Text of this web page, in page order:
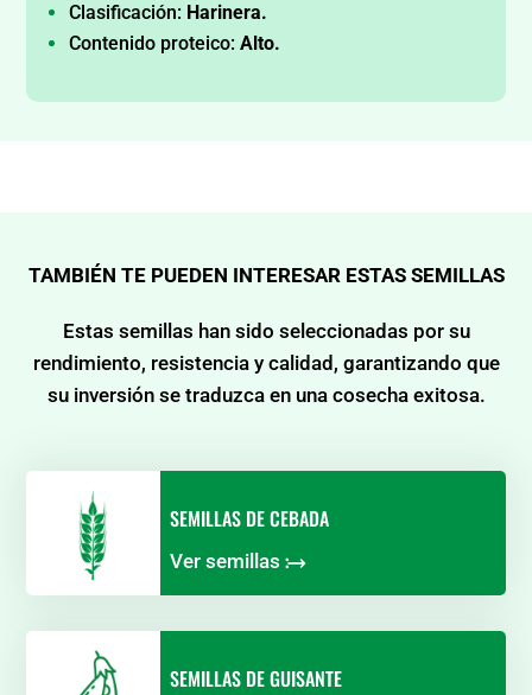
Clasificación: Harinera.
Contenido proteico:Alto.
TAMBIÉN TE PUEDEN INTERESAR ESTAS SEMILLAS
Estas semillas han sido seleccionadas por su
rendimiento, resistencia y calidad, garantizando que
su inversión se traduzca en una cosecha exitosa.
SEMILLAS DE CEBADA
Ver semillas ⧴
SEMILLAS DE GUISANTE